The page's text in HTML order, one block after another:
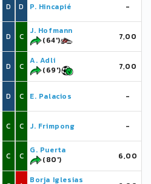
D
D
D
D
C
C
D P. Hincapié -
C
J. Hofmann
(64')
7,00
C
A. Adli
(69')
7,00
C E. Palacios -
C J. Frimpong -
C
G. Puerta
(80')
6,00
Borja Iglesias